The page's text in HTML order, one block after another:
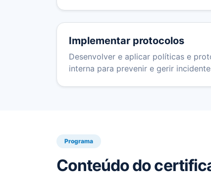
Implementar protocolos
Desenvolver e aplicar políticas e
interna para prevenir e gerir
Programa
Conteúdo do